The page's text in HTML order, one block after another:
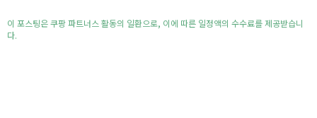
이 포스팅은 쿠팡 파트너스 활동의 일환으로, 이에 따른 일정액의 수수료를 제공받습니
다.